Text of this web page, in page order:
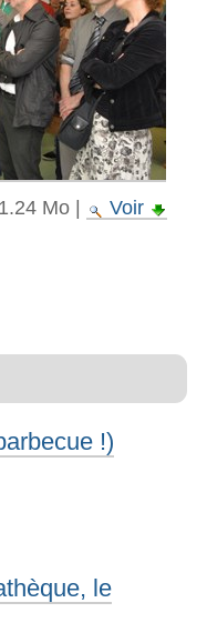
1.24 Mo|
Voir
!)
le